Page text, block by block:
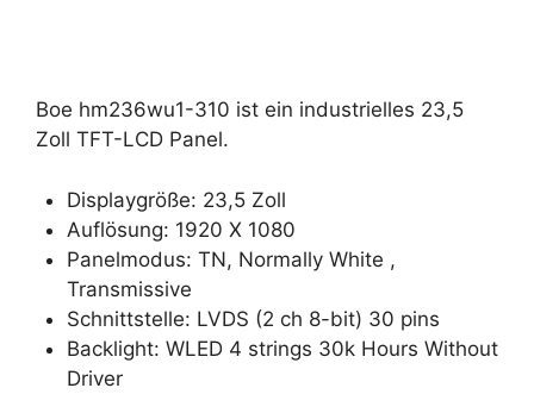
Boe hm236wu1-310 ist ein industrielles 23,5
Zoll TFT-LCD Panel.
Displaygröße: 23,5 Zoll
Auflösung: 1920 X 1080
Panelmodus: TN, Normally White ,
Transmissive
Schnittstelle: LVDS (2 ch 8-bit) 30 pins
Backlight: WLED 4 strings 30k Hours Without
Driver